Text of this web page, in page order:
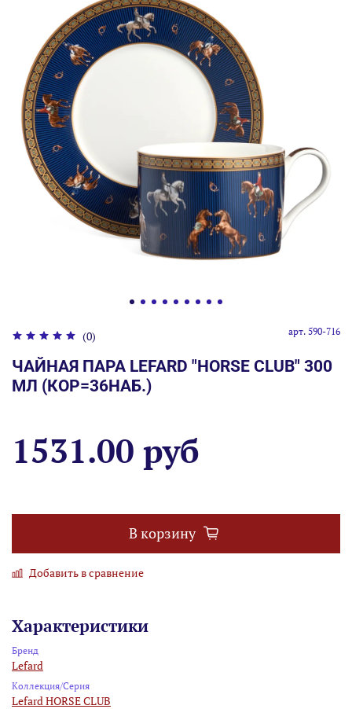
(0) арт. 590-716
ЧАЙНАЯ ПАРА LEFARD "HORSE CLUB" 300
МЛ (КОР=36НАБ.)
1531.00 руб
В корзину
Добавить в сравнение
Характеристики
Бренд
Lefard
Коллекция/Серия
Lefard HORSE CLUB